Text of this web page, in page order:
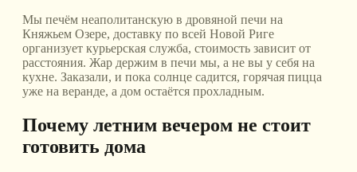
Мы печём неаполитанскую в дровяной печи на
Княжьем Озере, доставку по всей Новой Риге
организует курьерская служба, стоимость зависит от
расстояния. Жар держим в печи мы, а не вы у себя на
кухне. Заказали, и пока солнце садится, горячая пицца
уже на веранде, а дом остаётся прохладным.
Почему летним вечером не стоит
готовить дома